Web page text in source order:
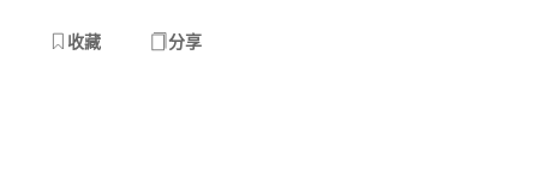
收藏 分享